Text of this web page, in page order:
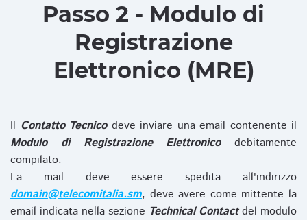
Passo 2 - Modulo di
Registrazione
Elettronico (MRE)
Il Contatto Tecnicodeve inviare una email contenente il
Modulo di Registrazione Elettronicodebitamente
compilato.
La mail deve essere spedita all'indirizzo
domain@telecomitalia.sm, deve avere come mittente la
email indicata nella sezione Technical Contactdel modulo